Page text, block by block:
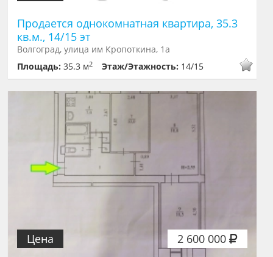
Продается однокомнатная квартира, 35.3
кв.м., 14/15 эт
Волгоград, улица им Кропоткина, 1а
Площадь:35.3 м2 Этаж/Этажность: 14/15
2 600 000
Цена